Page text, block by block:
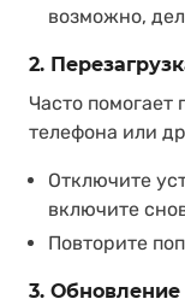
возможно,
2.
Часто помогает
телефона или
Отключите
включите
Повторите
3.